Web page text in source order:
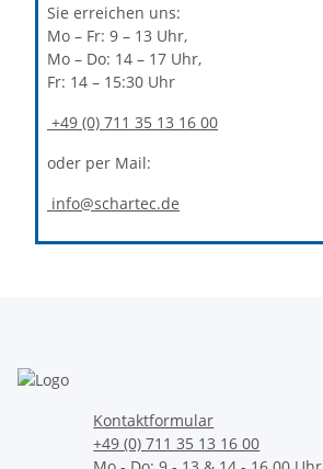
Sie erreichen uns:
Mo – Fr: 9 – 13 Uhr,
Mo – Do: 14 – 17 Uhr,
Fr: 14 – 15:30 Uhr
+49 (0) 711 35 13 16 00
oder per Mail:
info@schartec.de
Kontaktformular
+49 (0) 711 35 13 16 00